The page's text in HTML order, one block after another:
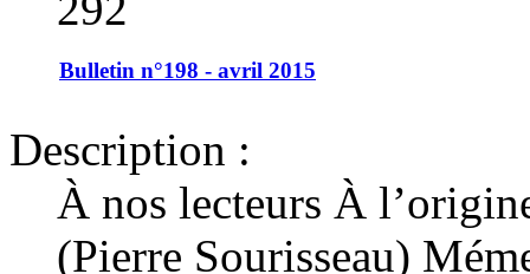
Bulletin n°198 - avril 2015
Description :
À nos lecteurs À
(Pierre Sourisseau)